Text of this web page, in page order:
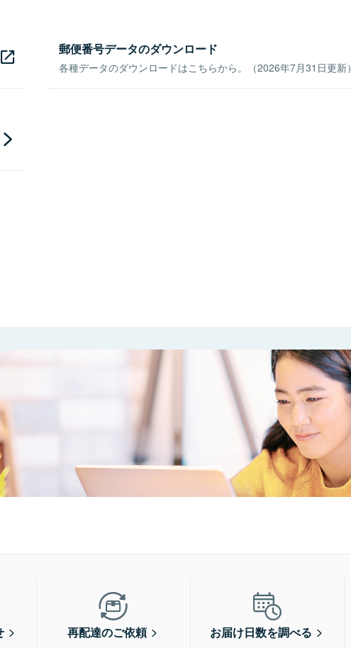
郵便番号データのダウンロード
各種データのダウンロードはこちらから。（2026年7月31日更新）
再配達のご依頼 お届け日数を調べる